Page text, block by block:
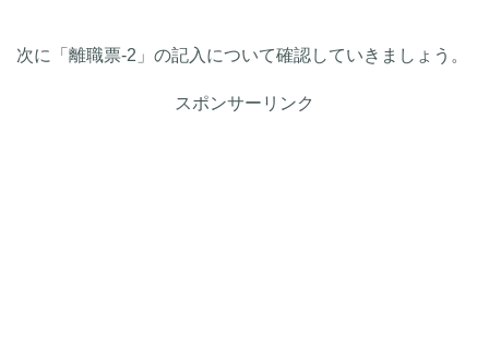
次に「離職票-2」の記入について確認していきましょう。
スポンサーリンク